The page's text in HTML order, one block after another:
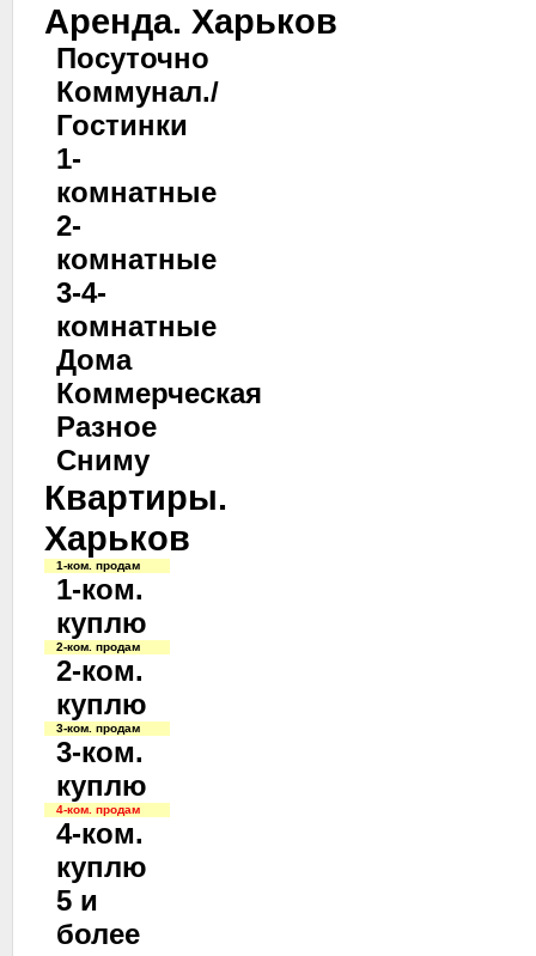
Аренда. Харьков
Посуточно
Коммунал./
Гостинки
1-
комнатные
2-
комнатные
3-4-
комнатные
Дома
Коммерческая
Разное
Сниму
Квартиры.
Харьков
1-ком. продам
1-ком.
куплю
2-ком. продам
2-ком.
куплю
3-ком. продам
3-ком.
куплю
4-ком. продам
4-ком.
куплю
5 и
более